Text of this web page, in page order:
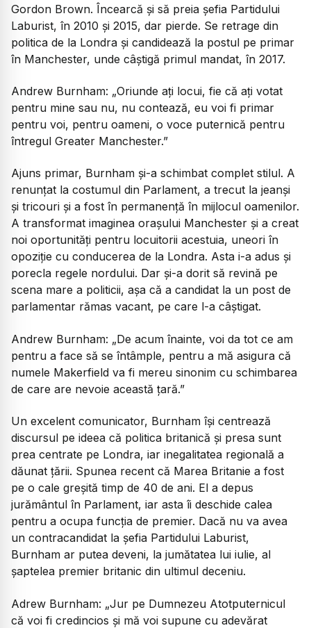
Gordon Brown. Încearcă și să preia șefia Partidului
Laburist, în 2010 și 2015, dar pierde. Se retrage din
politica de la Londra și candidează la postul pe primar
în Manchester, unde câștigă primul mandat, în 2017.
Andrew Burnham: „Oriunde ați locui, fie că ați votat
pentru mine sau nu, nu contează, eu voi fi primar
pentru voi, pentru oameni, o voce puternică pentru
întregul Greater Manchester.”
Ajuns primar, Burnham și-a schimbat complet stilul. A
renunțat la costumul din Parlament, a trecut la jeanși
și tricouri și a fost în permanență în mijlocul oamenilor.
A transformat imaginea orașului Manchester și a creat
noi oportunități pentru locuitorii acestuia, uneori în
opoziție cu conducerea de la Londra. Asta i-a adus și
porecla regele nordului. Dar și-a dorit să revină pe
scena mare a politicii, așa că a candidat la un post de
parlamentar rămas vacant, pe care l-a câștigat.
Andrew Burnham: „De acum înainte, voi da tot ce am
pentru a face să se întâmple, pentru a mă asigura că
numele Makerfield va fi mereu sinonim cu schimbarea
de care are nevoie această țară.”
Un excelent comunicator, Burnham își centrează
discursul pe ideea că politica britanică și presa sunt
prea centrate pe Londra, iar inegalitatea regională a
dăunat țării. Spunea recent că Marea Britanie a fost
pe o cale greșită timp de 40 de ani. El a depus
jurământul în Parlament, iar asta îi deschide calea
pentru a ocupa funcția de premier. Dacă nu va avea
un contracandidat la șefia Partidului Laburist,
Burnham ar putea deveni, la jumătatea lui iulie, al
șaptelea premier britanic din ultimul deceniu.
Adrew Burnham: „Jur pe Dumnezeu Atotputernicul
că voi fi credincios și mă voi supune cu adevărat